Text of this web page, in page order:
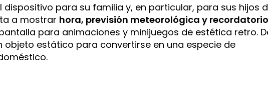
dispositivo para su familia y, en particular, para sus hijos
a mostrar hora, previsión meteorológica y
para animaciones y minijuegos de estética retro.
objeto estático para convertirse en una especie de